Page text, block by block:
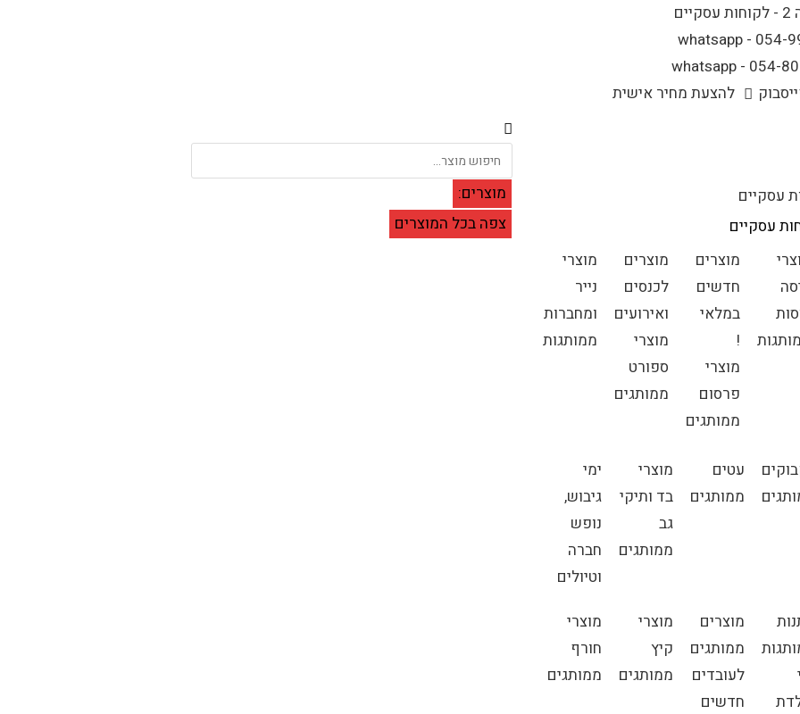
להצעת מחיר אישית
עסקיים
עסקיים
מוצרים
חדשים
במלאי
!
מוצרי
פרסום
ממותגים
מוצרים
לכנסים
ואירועים
מוצרי
ספורט
ממותגים
מוצרי
נייר
ומחברות
ממותגות
עטים
ממותגים
מוצרי
בד ותיקי
גב
ממותגים
ימי
גיבוש,
נופש
חברה
וטיולים
מוצרים
ממותגים
לעובדים
חדשים
מוצרי
קיץ
ממותגים
מוצרי
חורף
ממותגים
מוצרים:
צפה בכל המוצרים